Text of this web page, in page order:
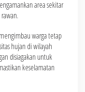
area sekitar
warga tetap
hujan di wilayah
disiagakan untuk
keselamatan